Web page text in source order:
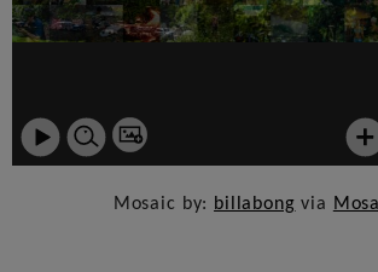
Mosaic by: billabong via